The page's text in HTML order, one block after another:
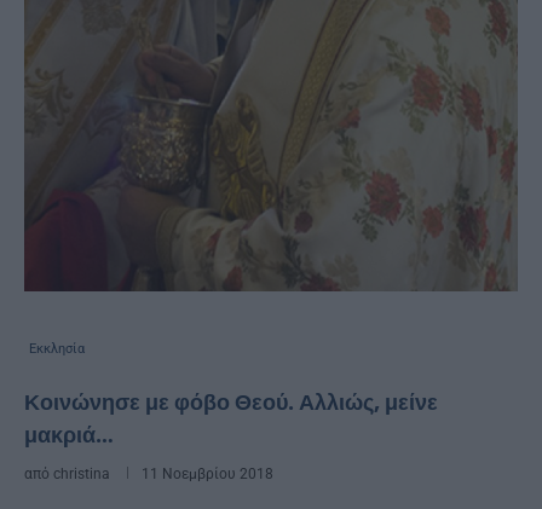
Εκκλησία
Κοινώνησε με φόβο Θεού. Αλλιώς, μείνε
μακριά…
από christina 11 Νοεμβρίου 2018